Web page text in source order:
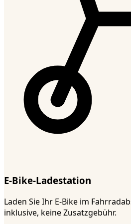
E-Bike-Ladestation
Laden Sie Ihr E-Bike im
inklusive, keine Zusatzgebühr.